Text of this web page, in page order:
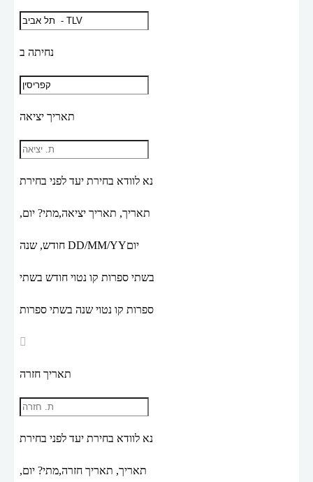
נחיתה ב
תאריך יציאה
נא לוודא בחירת יעד לפני בחירת
תאריך, תאריך יציאה,מתי? יום,
DD/MM/YYיום
בשתי ספרות קו נטוי חודש בשתי
ספרות קו נטוי שנה בשתי ספרות
תאריך חזרה
נא לוודא בחירת יעד לפני בחירת
תאריך, תאריך חזרה,מתי? יום,